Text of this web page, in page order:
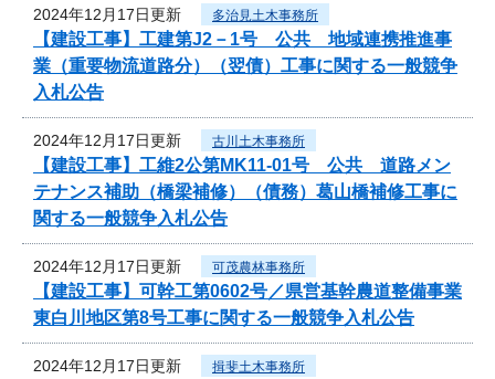
2024年12月17日更新 多治見土木事務所
【建設工事】工建第J2－1号 公共 地域連携推進事
業（重要物流道路分）（翌債）工事に関する一般競争
入札公告
2024年12月17日更新 古川土木事務所
【建設工事】工維2公第MK11-01号 公共 道路メン
テナンス補助（橋梁補修）（債務）葛山橋補修工事に
関する一般競争入札公告
2024年12月17日更新 可茂農林事務所
【建設工事】可幹工第0602号／県営基幹農道整備事業
東白川地区第8号工事に関する一般競争入札公告
2024年12月17日更新 揖斐土木事務所